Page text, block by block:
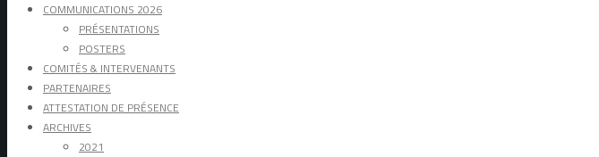
COMMUNICATIONS 2026
PRÉSENTATIONS
POSTERS
COMITÉS & INTERVENANTS
PARTENAIRES
ATTESTATION DE PRÉSENCE
ARCHIVES
2021